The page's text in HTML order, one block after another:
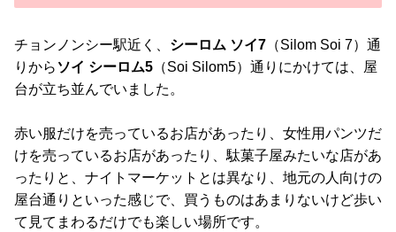
チョンノンシー駅近く、 シーロム ソイ7 （Silom Soi 7）通
りから ソイ シーロム5 （Soi Silom5）通りにかけては、屋
台が立ち並んでいました。
赤い服だけを売っているお店があったり、女性用パンツだ
けを売っているお店があったり、駄菓子屋みたいな店があ
ったりと、ナイトマーケットとは異なり、地元の人向けの
屋台通りといった感じで、買うものはあまりないけど歩い
て見てまわるだけでも楽しい場所です。